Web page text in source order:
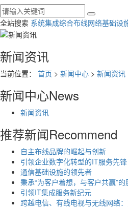
全站搜索 系统集成综合布线网络基础设
新闻资讯
当前位置： 首页 > 新闻中心 > 新闻资讯
新闻中心News
新闻资讯
推荐新闻Recommend
自主布线品牌的崛起与创新
引领企业数字化转型的IT服务先锋
通信基础设施的领先者
秉承“为客户着想，与客户共赢”的
引领IT集成服务新纪元
跨越电信、有线电视与无线网络